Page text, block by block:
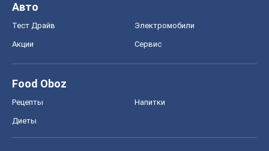
Авто
Тест Драйв Электромобили
Акции Сервис
Food Oboz
Рецепты Напитки
Диеты